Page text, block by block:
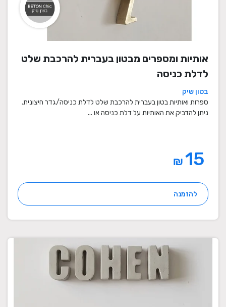
אותיות ומספרים מבטון בעברית להרכבת שלט
לדלת כניסה
בטון שיק
ספרות ואותיות בטון בעברית להרכבת שלט לדלת כניסה/גדר חיצונית.
ניתן להדביק את האותיות על דלת כניסה או ...
₪
להזמנה